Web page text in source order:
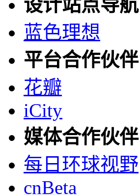
设计站点导航
蓝色理想
平台合作伙伴
花瓣
iCity
媒体合作伙伴
每日环球视野
cnBeta